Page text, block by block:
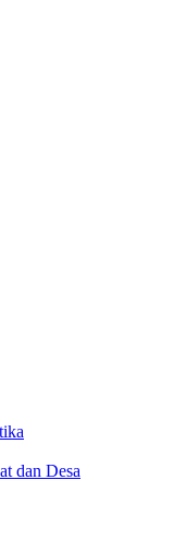
dan Desa